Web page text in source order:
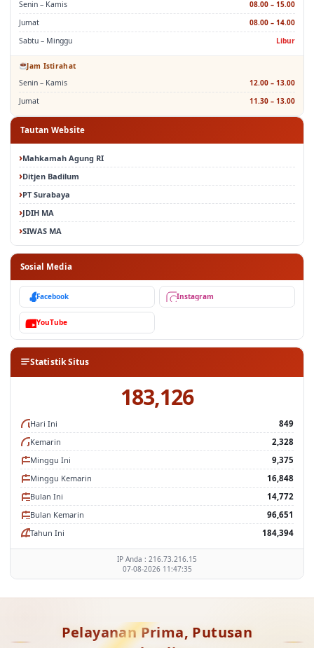
Jumat
08.00 – 14.00
Sabtu – Minggu
Libur
Senin – Kamis
Jumat
11.30 – 13.00
Tautan Website
Mahkamah Agung RI
Ditjen Badilum
PT Surabaya
JDIH MA
SIWAS MA
Sosial Media
Facebook Instagram
YouTube
Statistik Situs
183,126
Kemarin
2,328
Minggu Ini
9,375
Minggu Kemarin
16,848
Bulan Ini
14,772
Bulan Kemarin
96,651
Tahun Ini
184,394
07-08-2026 11:47:35
Berkualitas